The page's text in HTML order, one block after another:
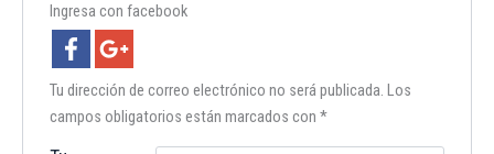
Ingresa con facebook
Tu dirección de correo electrónico no será publicada. Los
campos obligatorios están marcados con*